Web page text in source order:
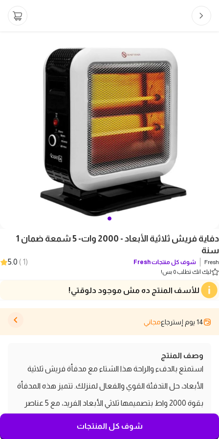
دفاية فريش ثلاثية الأبعاد - 2000 وات- 5 شمعة ضمان 1
سنة
Fresh شوف كل منتجاتFresh
(
1
)
5.0
ليك انك تطلب 0 بس!
للأسف المنتج ده مش موجود دلوقتي!
14 يوم إسترجاع مجاني
وصف المنتج
استمتع بالدفء والراحة هذا الشتاء مع مدفأة فريش ثلاثية
الأبعاد، حل التدفئة القوي والفعال لمنزلك. تتميز هذه المدفأة
بقوة 2000 واط بتصميمها ثلاثي الأبعاد الفريد، مع 5 عناصر
شوف كل المنتجات